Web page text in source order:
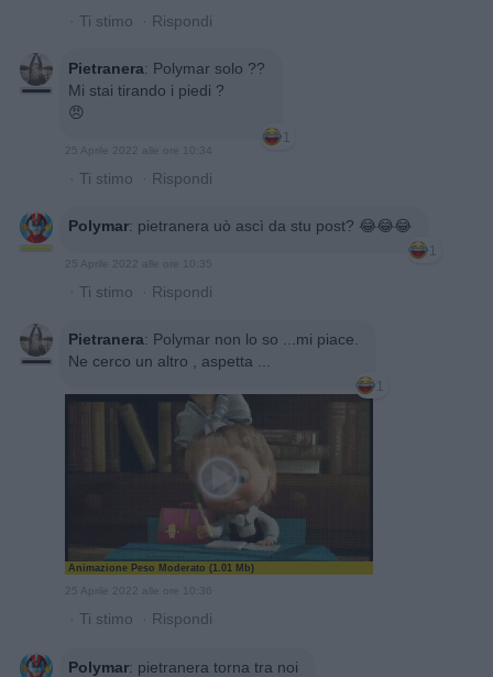
· Ti stimo · Rispondi
Pietranera: Polymar solo ??
Mi stai tirando i piedi ?
😠
1
25 Aprile 2022 alle ore 10:34
· Ti stimo · Rispondi
Polymar: pietranera uò ascì da stu post? 😂😂😂
1
25 Aprile 2022 alle ore 10:35
· Ti stimo · Rispondi
Pietranera: Polymar non lo so ...mi piace.
Ne cerco un altro , aspetta ...
1
Animazione Peso Moderato (1.01 Mb)
25 Aprile 2022 alle ore 10:36
· Ti stimo · Rispondi
Polymar: pietranera torna tra noi